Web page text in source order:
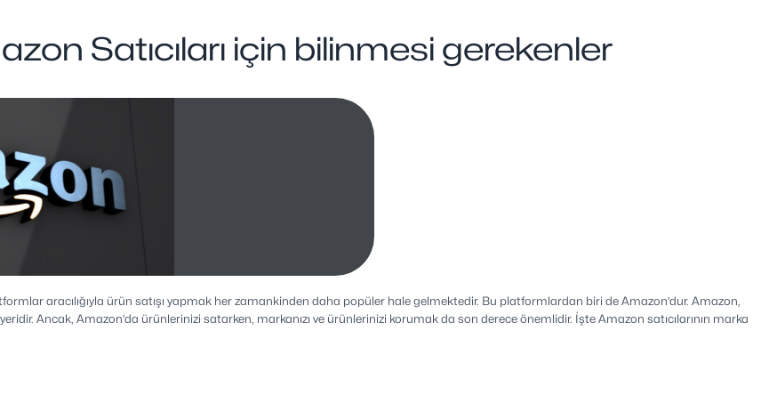
Satıcıları için bilinmesi gerekenler
aracılığıyla ürün satışı yapmak her zamankinden daha popüler hale gelmektedir. Bu platformlardan biri de Amazon’dur. Amazon,
Ancak, Amazon’da ürünlerinizi satarken, markanızı ve ürünlerinizi korumak da son derece önemlidir. İşte Amazon satıcılarının marka